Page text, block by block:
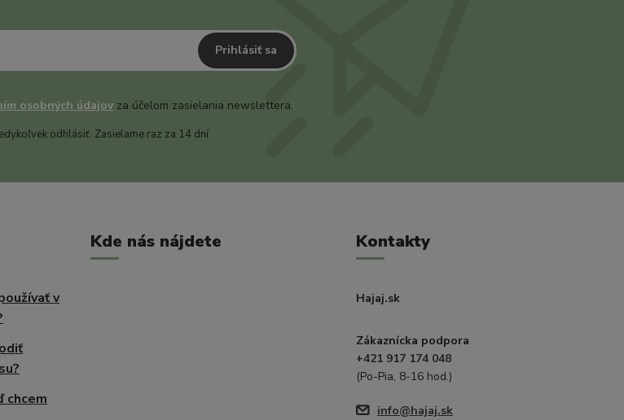
Prihlásiť sa
osobných údajov za účelom zasielania newslettera.
odhlásiť. Zasielame raz za 14 dní.
v
chcem
Kde nás nájdete Kontakty
Hajaj.sk
Zákaznícka podpora
+421 917 174 048
(Po-Pia, 8-16 hod.)
info@hajaj.sk